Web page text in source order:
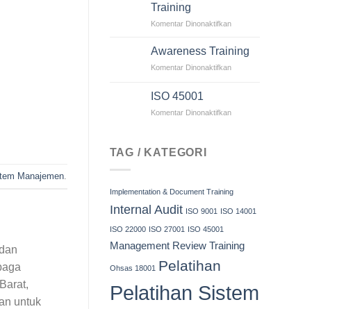
Manajemen.
untuk
Training
Komentar Dinonaktifkanpada
Audit
Management
Awareness Training
Komentar Dinonaktifkanpada
ISO 45001
Komentar Dinonaktifkanpada
TAG / KATEGORI
Implementation & Document Training
Internal Audit ISO 9001 ISO 14001
ISO 22000 ISO 27001 ISO 45001
Management Review Training
Ohsas 18001 Pelatihan
Pelatihan Sistem